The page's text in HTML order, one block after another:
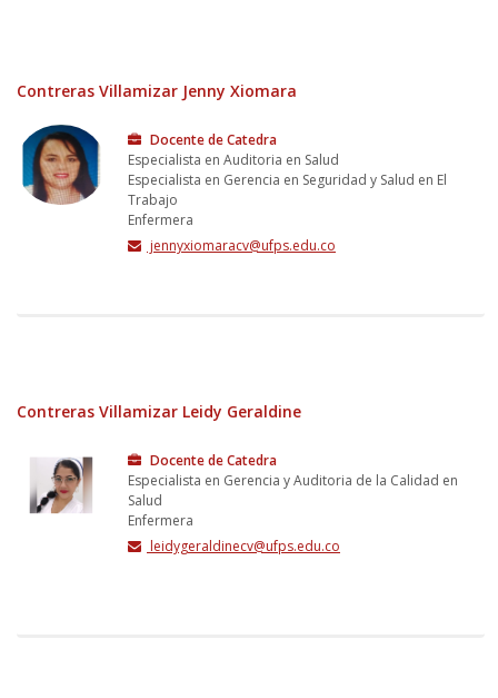
Contreras Villamizar Jenny Xiomara
Docente de Catedra
Especialista en Auditoria en Salud
Especialista en Gerencia en Seguridad y Salud en El
Trabajo
Enfermera
jennyxiomaracv@ufps.edu.co
Contreras Villamizar Leidy Geraldine
Docente de Catedra
Especialista en Gerencia y Auditoria de la Calidad en
Salud
Enfermera
leidygeraldinecv@ufps.edu.co